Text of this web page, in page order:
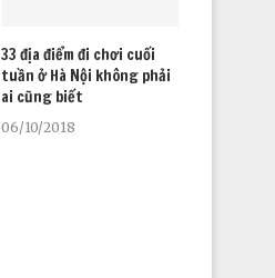
33 địa điểm đi chơi cuối
tuần ở Hà Nội không phải
ai cũng biết
06/10/2018